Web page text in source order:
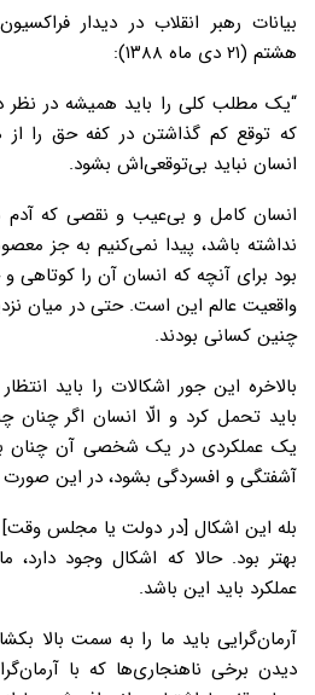
بیانات رهبر انقلاب در دیدار
هشتم (۲۱ دی ماه ۱۳۸۸):
“یک مطلب کلی را باید همیشه در
که توقع کم گذاشتن در کفه حق را
انسان نباید بی‌توقعی‌اش بشود.
انسان کامل و بی‌عیب و نقصی که آدم
نداشته باشد، پیدا نمی‌کنیم به جز
بود برای آنچه که انسان آن را کوتاهی و
واقعیت عالم این است. حتی در میان
چنین کسانی بودند.
بالاخره این جور اشکالات را باید
باید تحمل کرد و الّا انسان اگر
یک عملکردی در یک شخصی آن چنان
آشفتگی و افسردگی بشود، در این صورت
بله این اشکال [در دولت یا مجلس وقت]
بهتر بود. حالا که اشکال وجود دارد،
عملکرد باید این باشد.
آرمان‌گرایی باید ما را به سمت بالا
دیدن برخی ناهنجاری‌ها که با